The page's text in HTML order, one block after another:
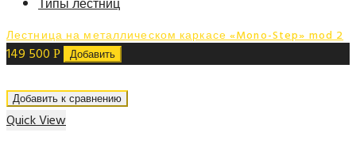
Лестница на металлическом каркасе «Mono-Step» mod 2
149 500 Р Добавить
Добавить к сравнению
Quick View